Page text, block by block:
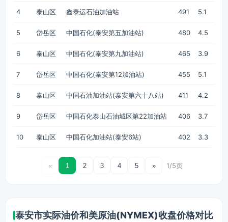
4 泰山区 鑫泰运石油加油站 491 5.1
5 岱岳区 中国石化(泰安第五加油站) 480 4.5
6 泰山区 中国石化(泰安第九加油站) 465 3.9
7 岱岳区 中国石化(泰安第12加油站) 455 5.1
8 泰山区 中国石油加油站(泰安第六十八站) 411 4.2
9 岱岳区 中国石化泰山石油城区第22加油站 406 3.7
10 泰山区 中国石化加油站(泰安6站) 402 3.3
« 1 2 3 4 5 » 1/5页
泰安市实际油价和美原油(NYMEX)收盘价格对比